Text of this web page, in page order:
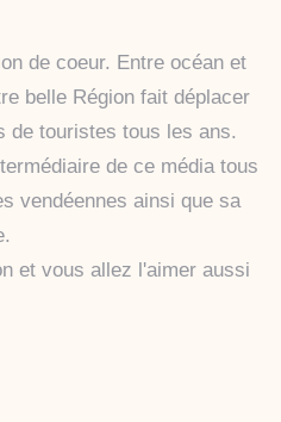
de coeur. Entre océan et
belle Région fait déplacer
de touristes tous les ans.
de ce média tous
vendéennes ainsi que sa
et vous allez l'aimer aussi